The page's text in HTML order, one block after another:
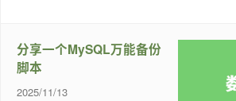
分享一个MySQL万能备份
脚本
2025/11/13